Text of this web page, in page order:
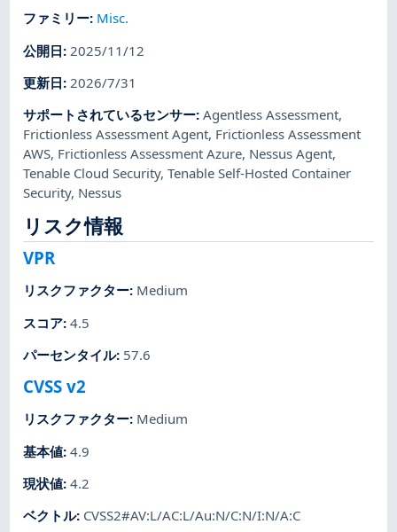
ファミリー: Misc.
公開日: 2025/11/12
更新日: 2026/7/31
サポートされているセンサー:Agentless Assessment,
Frictionless Assessment Agent, Frictionless Assessment
AWS, Frictionless Assessment Azure, Nessus Agent,
Tenable Cloud Security,Tenable Self-Hosted Container
Security, Nessus
リスク情報
VPR
リスクファクター: Medium
スコア:4.5
パーセンタイル: 57.6
CVSS v2
リスクファクター: Medium
基本値:4.9
現状値:4.2
ベクトル: CVSS2#AV:L/AC:L/Au:N/C:N/I:N/A:C